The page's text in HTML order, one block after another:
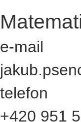
e-mail
telefon
+420 951